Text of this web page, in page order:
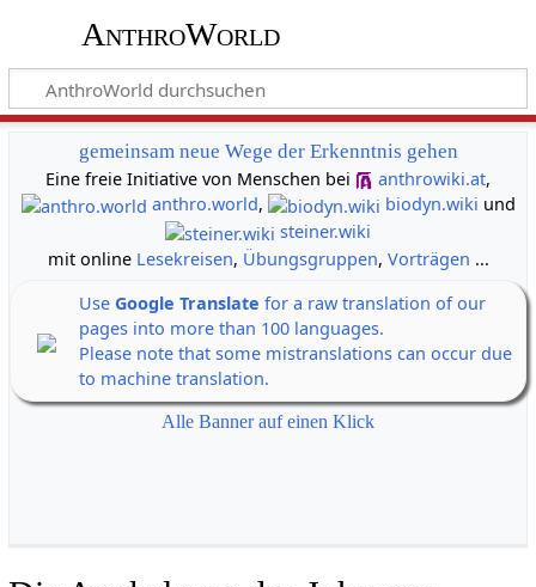
AnthroWorld
gemeinsam neue Wege der Erkenntnis gehen
Eine freie Initiative von Menschen bei
anthrowiki.at,
anthro.world, biodyn.wiki und
steiner.wiki
mit online Lesekreisen, Übungsgruppen, Vorträgen ...
Use Google Translate for a raw translation of our
pages into more than 100 languages.
Please note that some mistranslations can occur due
to machine translation.
Alle Banner auf einen Klick